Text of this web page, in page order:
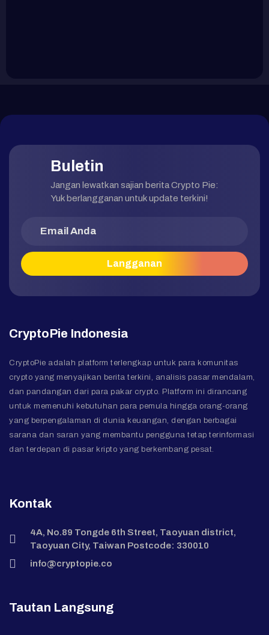
Buletin
Jangan lewatkan sajian berita Crypto Pie:
Yuk berlangganan untuk update terkini!
CryptoPie Indonesia
CryptoPie adalah platform terlengkap untuk para komunitas
crypto yang menyajikan berita terkini, analisis pasar mendalam,
dan pandangan dari para pakar crypto. Platform ini dirancang
untuk memenuhi kebutuhan para pemula hingga orang-orang
yang berpengalaman di dunia keuangan, dengan berbagai
sarana dan saran yang membantu pengguna tetap terinformasi
dan terdepan di pasar kripto yang berkembang pesat.
Kontak
4A, No.89 Tongde 6th Street, Taoyuan district,
Taoyuan City, Taiwan Postcode: 330010
info@cryptopie.co
Tautan Langsung